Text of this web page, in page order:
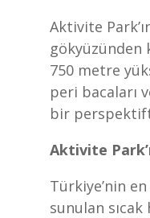
Aktivite
gökyüzünden
750 metre
peri bacaları
bir
Aktivite
Türkiye’nin
sunulan